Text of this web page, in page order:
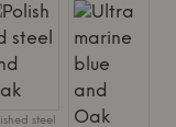
steel